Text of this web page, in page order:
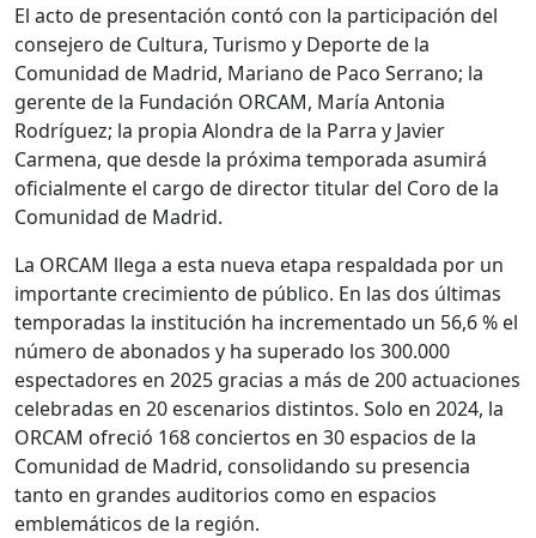
El acto de presentación contó con la participación del
consejero de Cultura, Turismo y Deporte de la
Comunidad de Madrid, Mariano de Paco Serrano; la
gerente de la Fundación ORCAM, María Antonia
Rodríguez; la propia Alondra de la Parra y Javier
Carmena, que desde la próxima temporada asumirá
oficialmente el cargo de director titular del Coro de la
Comunidad de Madrid.
La ORCAM llega a esta nueva etapa respaldada por un
importante crecimiento de público. En las dos últimas
temporadas la institución ha incrementado un 56,6 % el
número de abonados y ha superado los 300.000
espectadores en 2025 gracias a más de 200 actuaciones
celebradas en 20 escenarios distintos. Solo en 2024, la
ORCAM ofreció 168 conciertos en 30 espacios de la
Comunidad de Madrid, consolidando su presencia
tanto en grandes auditorios como en espacios
emblemáticos de la región.